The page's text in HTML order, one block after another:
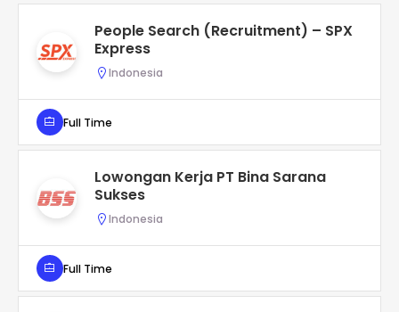
People Search (Recruitment) – SPX
Express
Indonesia
Full Time
Lowongan Kerja PT Bina Sarana
Sukses
Indonesia
Full Time